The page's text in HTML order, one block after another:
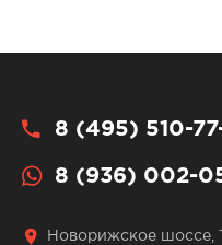
8 (495) 510-
8 (936) 002-
Новорижское шоссе,